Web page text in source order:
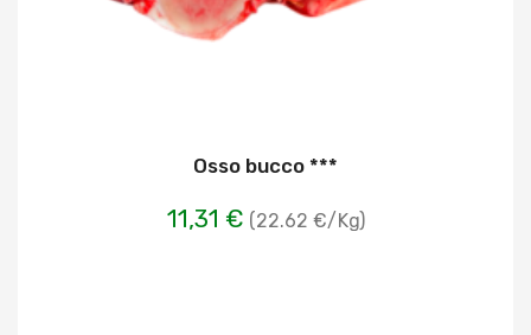
Osso bucco ***
11,31 € (22.62 €/Kg)